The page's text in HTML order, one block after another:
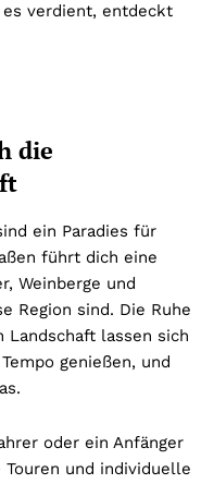
verdient, entdeckt
die
ein Paradies für
führt dich eine
Weinberge und
Region sind. Die Ruhe
Landschaft lassen sich
genießen, und
oder ein Anfänger
und individuelle